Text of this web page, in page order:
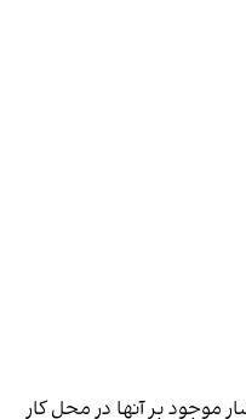
موجود بر آنها در محل کار